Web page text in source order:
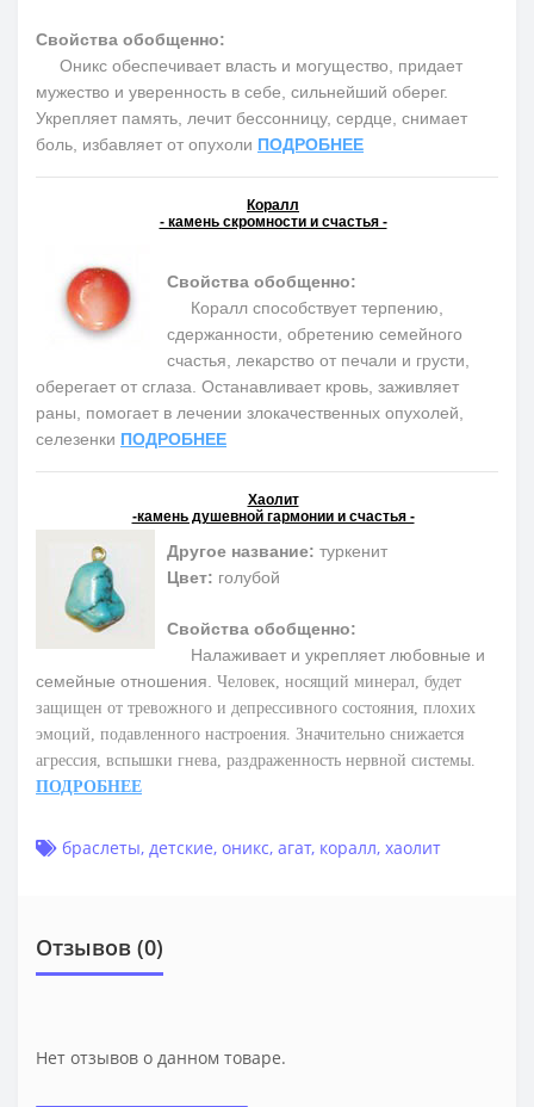
Свойства обобщенно:
Оникс обеспечивает власть и могущество, придает
мужество и уверенность в себе, сильнейший оберег.
Укрепляет память, лечит бессонницу, сердце, снимает
боль, избавляет от опухоли ПОДРОБНЕЕ
Коралл
- камень скромности и счастья -
Свойства обобщенно:
Коралл способствует терпению,
сдержанности, обретению семейного
счастья, лекарство от печали и грусти,
оберегает от сглаза. Останавливает кровь, заживляет
раны, помогает в лечении злокачественных опухолей,
селезенки ПОДРОБНЕЕ
Хаолит
-камень душевной гармонии и счастья -
Другое название: туркенит
Цвет: голубой
Свойства обобщенно:
Налаживает и укрепляет любовные и
семейные отношения. Человек, носящий минерал, будет
защищен от тревожного и депрессивного состояния, плохих
эмоций, подавленного настроения. Значительно снижается
агрессия, вспышки гнева, раздраженность нервной системы.
ПОДРОБНЕЕ
браслеты, детские, оникс, агат, коралл, хаолит
Отзывов (0)
Нет отзывов о данном товаре.